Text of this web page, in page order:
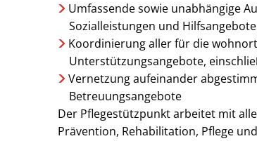
Umfassende sowie unabhängige
Sozialleistungen und
Koordinierung aller für die
Unterstützungsangebote,
Vernetzung aufeinander
Betreuungsangebote
Der Pflegestützpunkt arbeitet mit
Prävention, Rehabilitation, Pflege